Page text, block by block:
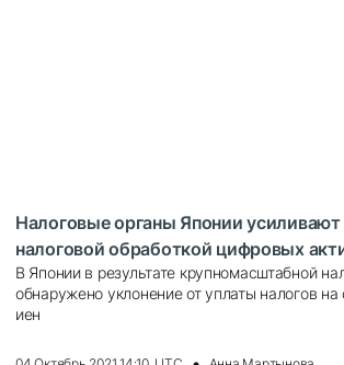
Налоговые органы Японии усиливают
налоговой обработкой цифровых
В Японии в результате крупномасштабной
обнаружено уклонение от уплаты налогов
иен